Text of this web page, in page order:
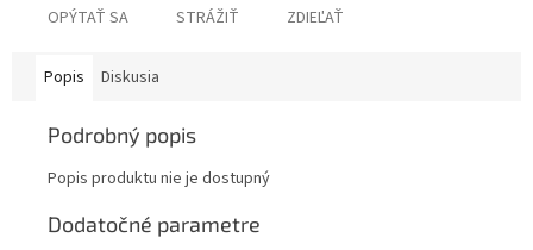
OPÝTAŤ SA STRÁŽIŤ ZDIEĽAŤ
Popis Diskusia
Podrobný popis
Popis produktu nie je dostupný
Dodatočné parametre